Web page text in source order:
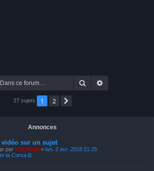
Rechercher
27 sujets 1 2
Annonces
vidéo sur un sujet
par LeKiffeur « lun. 2 avr. 2018 21:25
ta Corsa B